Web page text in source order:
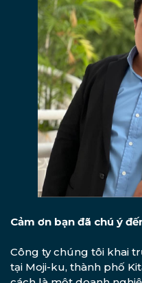
Cảm ơn bạn đã chú ý
Công ty chúng tôi khai
tại Moji-ku, thành phố